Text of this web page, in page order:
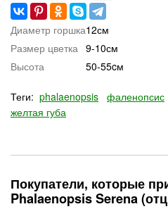
Диаметр горшка12см
Размер цветка 9-10см
Высота
50-55cм
Теги: phalaenopsis фаленопсис
желтая губа
Покупатели, которые
Phalaenopsis Serena